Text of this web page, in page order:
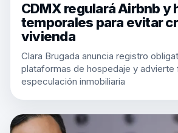
CDMX regulará Airbnb y
temporales para evitar
vivienda
Clara Brugada anuncia registro
plataformas de hospedaje y advierte
especulación inmobiliaria